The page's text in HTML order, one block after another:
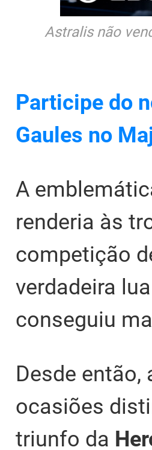
Astralis não
Participe do
Gaules no
A
renderia às
competição
verdadeira
conseguiu
Desde
ocasiões
triunfo da